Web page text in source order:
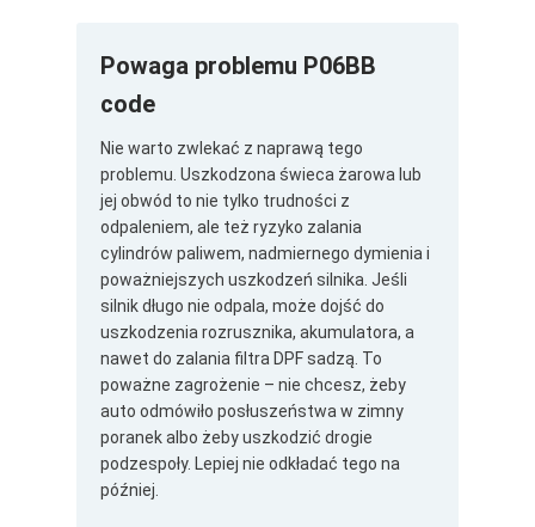
Powaga problemu P06BB
code
Nie warto zwlekać z naprawą tego
problemu. Uszkodzona świeca żarowa lub
jej obwód to nie tylko trudności z
odpaleniem, ale też ryzyko zalania
cylindrów paliwem, nadmiernego dymienia i
poważniejszych uszkodzeń silnika. Jeśli
silnik długo nie odpala, może dojść do
uszkodzenia rozrusznika, akumulatora, a
nawet do zalania filtra DPF sadzą. To
poważne zagrożenie – nie chcesz, żeby
auto odmówiło posłuszeństwa w zimny
poranek albo żeby uszkodzić drogie
podzespoły. Lepiej nie odkładać tego na
później.